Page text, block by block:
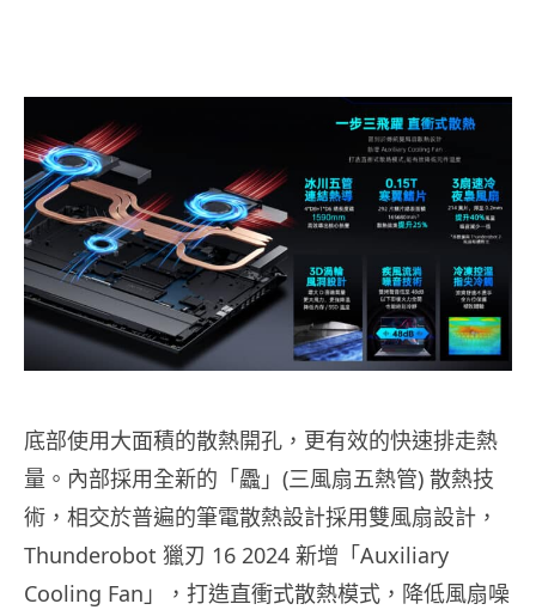
底部使用大面積的散熱開孔，更有效的快速排走熱
量。內部採用全新的「飍」(三風扇五熱管) 散熱技
術，相交於普遍的筆電散熱設計採用雙風扇設計，
Thunderobot 獵刃 16 2024 新增「Auxiliary
Cooling Fan」，打造直衝式散熱模式，降低風扇噪